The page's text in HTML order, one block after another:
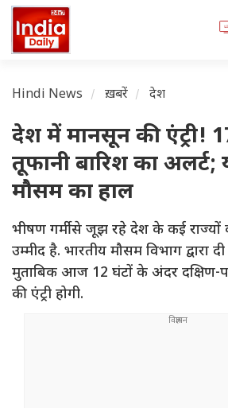
Hindi News ख़बरें देश
देश में मानसून की एंट्री!
तूफानी बारिश का
मौसम का हाल
भीषण गर्मी से जूझ रहे देश के कई राज्यों
उम्मीद है. भारतीय मौसम विभाग द्वारा
मुताबिक आज 12 घंटों के अंदर दक्षिण-
की एंट्री होगी.